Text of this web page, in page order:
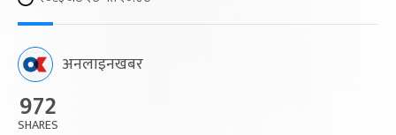
अनलाइनखबर
972
SHARES